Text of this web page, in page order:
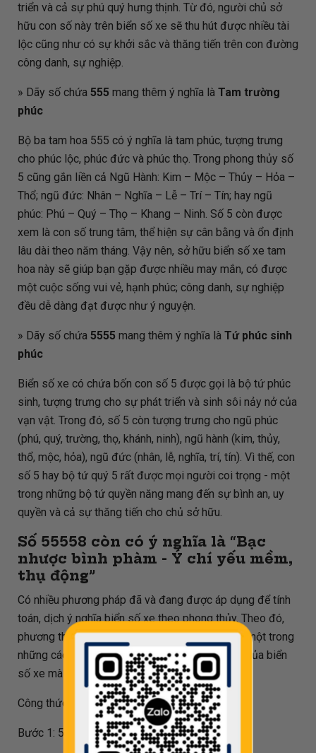
triển và cả sự phú quý hưng thịnh. Từ đó, người chủ sở
hữu con số này trên biển số xe sẽ thu hút được nhiều tài
lộc cũng như có sự khởi sắc và thăng tiến trên con đường
công danh, sự nghiệp.
» Dãy số chứa 555 mang thêm ý nghĩa là Tam trường
phúc
Bộ ba tam hoa 555 có ý nghĩa là tam phúc, tượng trưng
cho phúc lộc, phúc đức và phúc thọ. Trong phong thủy số
5 cũng gắn liền cả Ngũ Hành: Kim – Mộc – Thủy – Hỏa –
Thổ; ngũ đức: Nhân – Nghĩa – Lễ – Trí – Tín; hay ngũ
phúc: Phú – Quý – Thọ – Khang – Ninh. Số 5 còn được
xem là con số trung tâm, thể hiện sự cân bằng và ổn định
lâu dài theo năm tháng. Vậy nên, sở hữu biển số xe tam
hoa này sẽ giúp bạn gặp được nhiều may mắn, có được
một cuộc sống vui vẻ, hạnh phúc; công danh, sự nghiệp
đều dễ dàng đạt được như ý nguyện.
» Dãy số chứa 5555 mang thêm ý nghĩa là Tứ phúc sinh
phúc
Biển số xe có chứa bốn con số 5 được gọi là bộ tứ phúc
sinh, tượng trưng cho sự phát triển và sinh sôi nảy nở của
vạn vật. Trong đó, số 5 còn tượng trưng cho ngũ phúc
(phú, quý, trường, thọ, khánh, ninh), ngũ hành (kim, thủy,
thổ, mộc, hỏa), ngũ đức (nhân, lễ, nghĩa, trí, tín). Vì thế, con
số 5 hay bộ tứ quý 5 rất được mọi người coi trọng - một
trong những bộ tứ quyền năng mang đến sự bình an, uy
quyền và cả sự thăng tiến cho chủ sở hữu.
Số 55558 còn có ý nghĩa là “Bạc
nhược bình phàm - Ý chí yếu mềm,
thụ động”
Có nhiều phương pháp đã và đang được áp dụng để tính
toán, dịch ý nghĩa biển số xe theo phong thủy. Theo đó,
phương thức dịch dựa trên phép chia cho 80 là một trong
những cách phổ biến để xác định được ý nghĩa của biển
số xe mà mình đang sở hữu.
Công thức tính đối với biển số55558như sau:
Bước 1: 55558 / 80 = 694.475